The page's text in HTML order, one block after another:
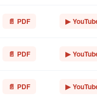
📄 PDF ▶
📄 PDF ▶
📄 PDF ▶